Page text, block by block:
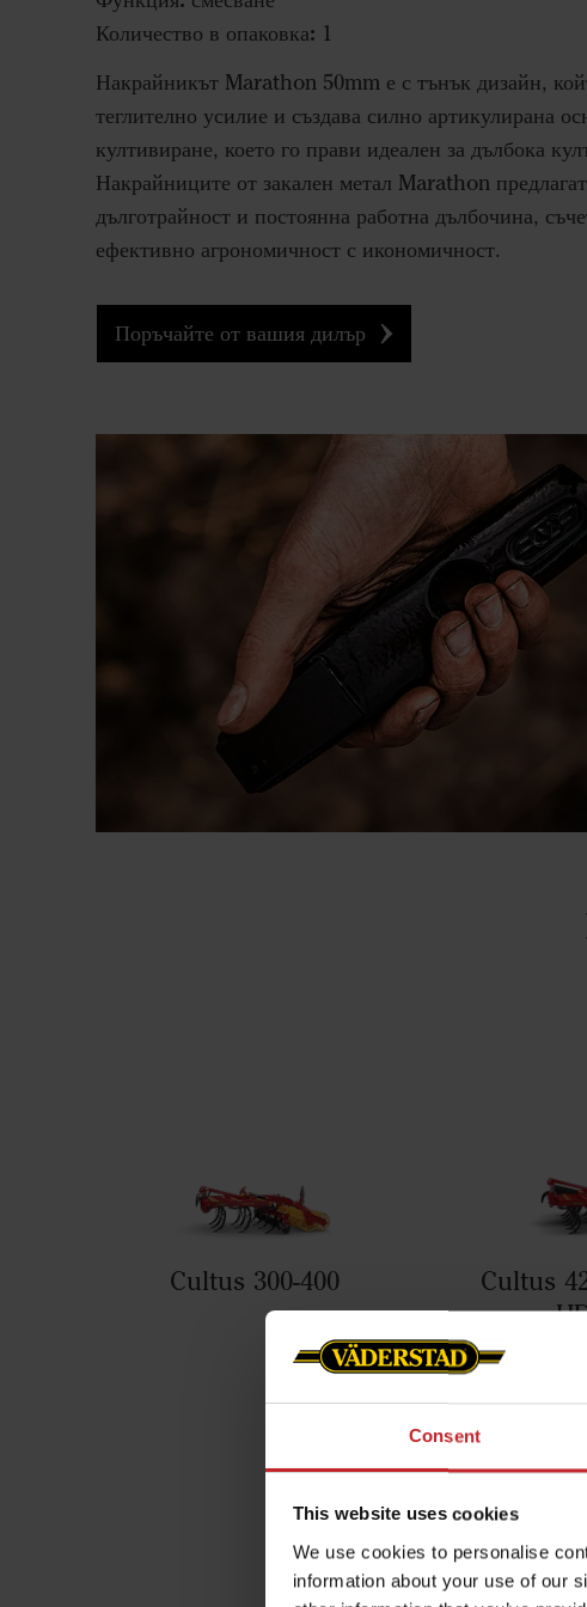
Consent
This website uses cookies
We use cookies to personalise
information about your use of our
Количество в опаковка: 1
Накрайникът Marathon 50mm е с тънък дизайн,
теглително усилие и създава силно артикулирана
култивиране, което го прави идеален за дълбока
Накрайниците от закален метал Marathon
дълготрайност и постоянна работна дълбочина,
ефективно агрономичност с икономичност.
Поръчайте от вашия дилър
Cultus 300-400
Cultus